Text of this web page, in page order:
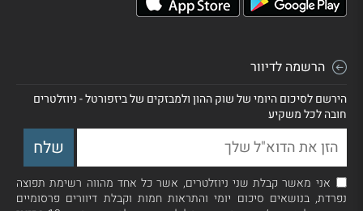
הרשמה לדיוור
הירשם לסיכום היומי של שוק ההון ולמבזקים של ביזפורטל - ניוזלטרים
חובה לכל משקיע
אני מאשר קבלת שני ניוזלטרים, אשר כל אחד מהווה רשימת תפוצה
נפרדת, בנושאים סיכום יומי והתראות חמות וקבלת דיוורים פרסומיים